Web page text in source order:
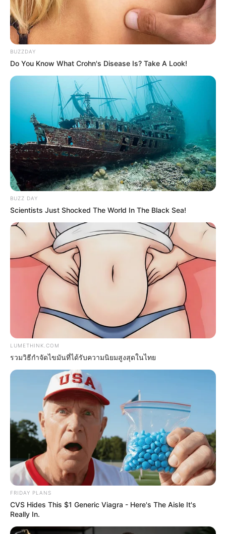
She Posts For 15 Minutes While Her Coffee Brews.
That Is Her Job
Business Gets Right
Neuropathy Has Linked To A Common Habit. Do You
NERVE FLOW
เว็บไซต์นี้ใช้คุกกี้
เพื่อการนำเสนอเนื้อหาที่ดี รวมถึงการจัดการข้อมูลส่วนบุคคล เพื่อให้คุณได้รับ
ประสบการณ์ที่ดีบนบริการของเว็บไซต์เรา หากคุณใช้บริการเว็บไซต์นี้ต่อไปโดย
ไม่มีการปรับตั้งค่าใดๆนั้น แสดงว่าคุณยอมรับนโยบายคุกกี้และนโยบายส่วน
บุคคลของเรา
ยอมรับ
BUZZDAY
Do You Know What Crohn's Disease Is? Take A Look!
BUZZ DAY
Scientists Just Shocked The World In The Black Sea!
LUMETHINK.COM
รวมวิธีกำจัดไขมันที่ได้รับความนิยมสูงสุดในไทย
FRIDAY PLANS
CVS Hides This $1 Generic Viagra - Here's The Aisle It's
Really In.